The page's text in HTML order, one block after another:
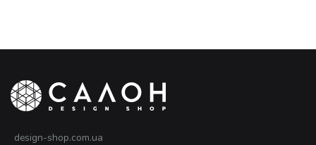
сторінці
товару
design-shop.com.ua